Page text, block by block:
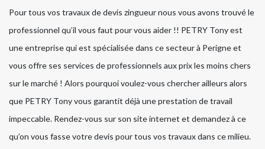
Pour tous vos travaux de devis zingueur nous vous avons trouvé le
professionnel qu’il vous faut pour vous aider !! PETRY Tony est
une entreprise qui est spécialisée dans ce secteur à Perigne et
vous offre ses services de professionnels aux prix les moins chers
sur le marché ! Alors pourquoi voulez-vous chercher ailleurs alors
que PETRY Tony vous garantit déjà une prestation de travail
impeccable. Rendez-vous sur son site internet et demandez à ce
qu’on vous fasse votre devis pour tous vos travaux dans ce milieu.